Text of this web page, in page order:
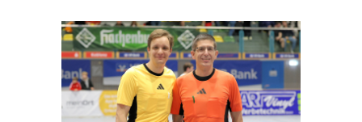
Zeige
grösseres
Bild